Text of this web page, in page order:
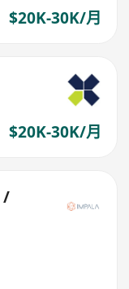
$20K-30K/月
$20K-30K/月
/